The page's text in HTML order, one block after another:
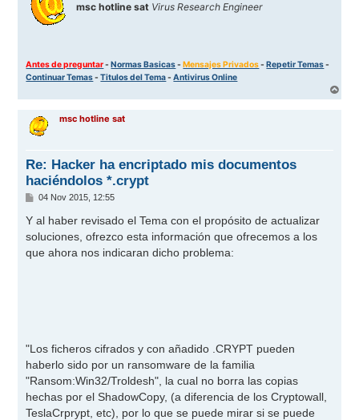
msc hotline sat Virus Research Engineer
Antes de preguntar-Normas Basicas-Mensajes Privados-Repetir Temas-
Continuar Temas-Titulos del Tema-Antivirus Online
r
msc hotline sat
Re: Hacker ha encriptado mis documentos
haciéndolos *.crypt
M
n
s
a
e
04 Nov 2015, 12:55
Y al haber revisado el Tema con el propósito de actualizar
soluciones, ofrezco esta información que ofrecemos a los
que ahora nos indicaran dicho problema:
"Los ficheros cifrados y con añadido .CRYPT pueden
haberlo sido por un ransomware de la familia
"Ransom:Win32/Troldesh", la cual no borra las copias
hechas por el ShadowCopy, (a diferencia de los Cryptowall,
TeslaCrprypt, etc), por lo que se puede mirar si se puede